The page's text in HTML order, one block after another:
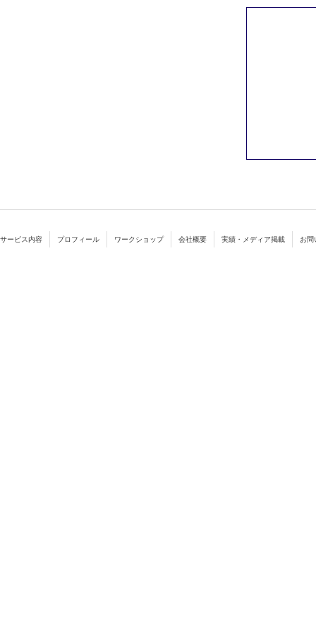
サービス内容 プロフィール ワークショップ 会社概要 実績・メディア掲載 お問